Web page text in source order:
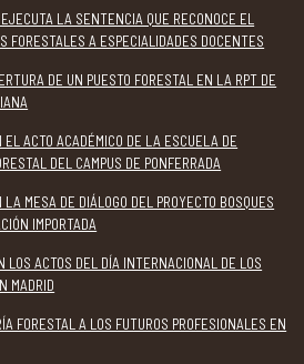
LA SENTENCIA QUE RECONOCE EL
FORESTALES A ESPECIALIDADES DOCENTES
DE UN PUESTO FORESTAL EN LA RPT DE
EL ACTO ACADÉMICO DE LA ESCUELA DE
DEL CAMPUS DE PONFERRADA
MESA DE DIÁLOGO DEL PROYECTO BOSQUES
IMPORTADA
LOS ACTOS DEL DÍA INTERNACIONAL DE LOS
MADRID
FORESTAL A LOS FUTUROS PROFESIONALES EN